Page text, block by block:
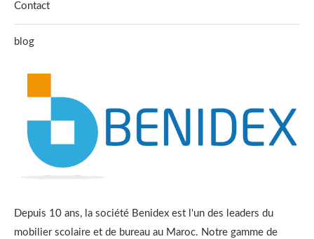
Contact
blog
Depuis 10 ans, la société Benidex est l'un des leaders du
mobilier scolaire et de bureau au Maroc. Notre gamme de